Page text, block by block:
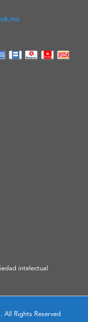
intelectual
All Rights Reserved